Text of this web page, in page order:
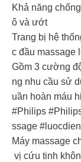
Khả năng
ô và ướt
Trang bị hệ
c đầu massage
Gồm 3 cường
ng nhu cầu sử
uần hoàn máu
#Philips
ssage
Máy massage
vị cứu tinh